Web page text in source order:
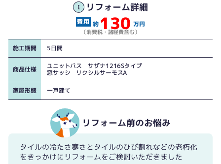
リフォーム詳細
約 130 万円
（消費税・諸経費含む）
施工期間 5日間
商品仕様
ユニットバス サザナ1216Sタイプ
窓サッシ リクシルサーモスA
家屋形態 一戸建て
リフォーム前のお悩み
タイルの冷たさ寒さとタイルのひび割れなどの老朽化
をきっかけにリフォームをご検討いただきました